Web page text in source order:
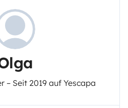
– Seit 2019 auf Yescapa